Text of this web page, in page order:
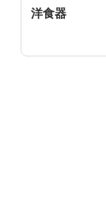
洋食器